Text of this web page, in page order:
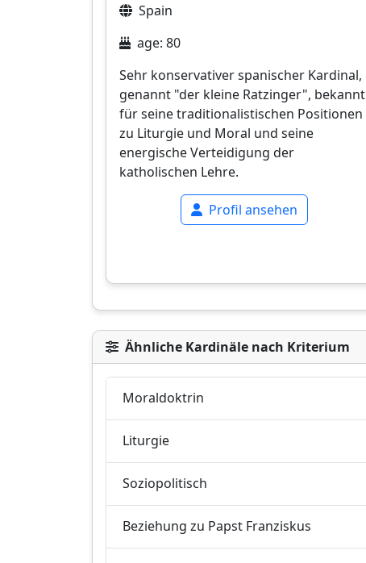
Spain
age: 80
Sehr konservativer spanischer Kardinal,
genannt "der kleine Ratzinger", bekannt
für seine traditionalistischen Positionen
zu Liturgie und Moral und seine
energische Verteidigung der
katholischen Lehre.
Profil ansehen
Ähnliche Kardinäle nach Kriterium
Moraldoktrin
Liturgie
Soziopolitisch
Beziehung zu Papst Franziskus